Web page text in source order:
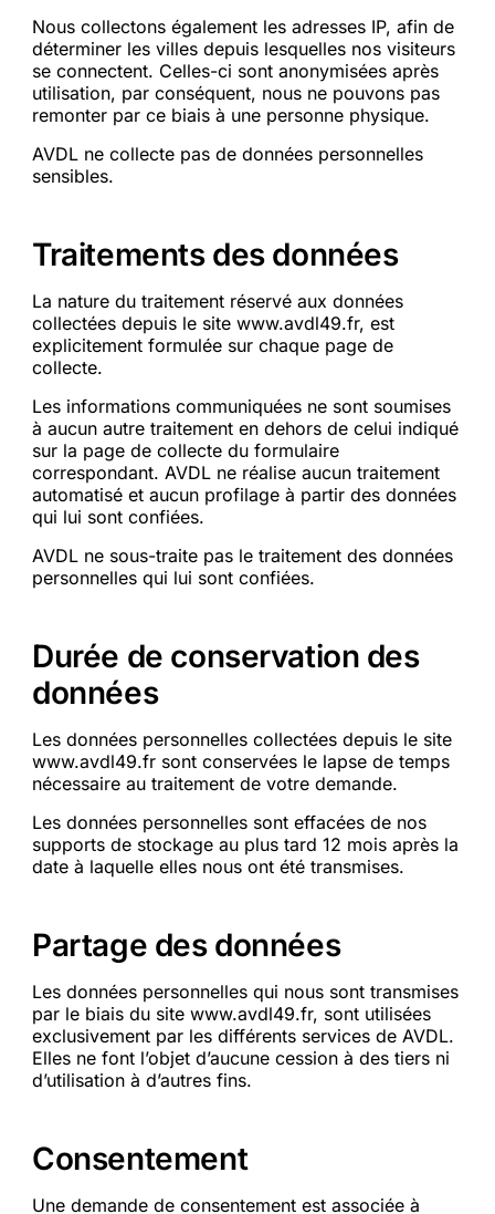
Nous collectons également les adresses IP, afin de
déterminer les villes depuis lesquelles nos visiteurs
se connectent. Celles-ci sont anonymisées après
utilisation, par conséquent, nous ne pouvons pas
remonter par ce biais à une personne physique.
AVDL ne collecte pas de données personnelles
sensibles.
Traitements des données
La nature du traitement réservé aux données
collectées depuis le site www.avdl49.fr, est
explicitement formulée sur chaque page de
collecte.
Les informations communiquées ne sont soumises
à aucun autre traitement en dehors de celui indiqué
sur la page de collecte du formulaire
correspondant. AVDL ne réalise aucun traitement
automatisé et aucun profilage à partir des données
qui lui sont confiées.
AVDL ne sous-traite pas le traitement des données
personnelles qui lui sont confiées.
Durée de conservation des
données
Les données personnelles collectées depuis le site
www.avdl49.fr sont conservées le lapse de temps
nécessaire au traitement de votre demande.
Les données personnelles sont effacées de nos
supports de stockage au plus tard 12 mois après la
date à laquelle elles nous ont été transmises.
Partage des données
Les données personnelles qui nous sont transmises
par le biais du site www.avdl49.fr, sont utilisées
exclusivement par les différents services de AVDL.
Elles ne font l’objet d’aucune cession à des tiers ni
d’utilisation à d’autres fins.
Consentement
Une demande de consentement est associée à